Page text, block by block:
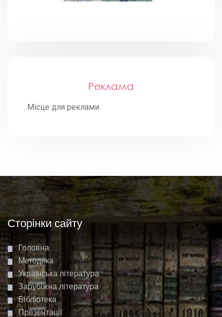
Реклама
Місце для реклами
Сторінки сайту
Головна
Методика
Українська література
Зарубіжна література
Бібліотека
Презентації